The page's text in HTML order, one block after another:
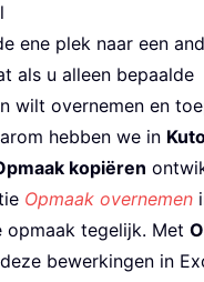
ene plek naar een
als u alleen bepaalde
wilt overnemen en
hebben we in
kopiëren
Opmaak overnemen
tegelijk. Met
bewerkingen in